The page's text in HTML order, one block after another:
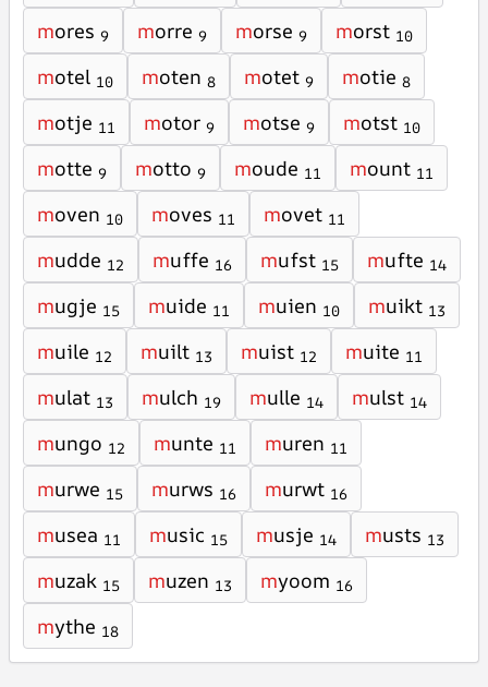
mores 9 morre 9 morse 9 morst 10
motel 10 moten 8 motet 9 motie 8
motje 11 motor 9 motse 9 motst 10
motte 9 motto 9 moude 11 mount 11
moven 10 moves 11 movet 11
mudde 12 muffe 16 mufst 15 mufte 14
mugje 15 muide 11 muien 10 muikt 13
muile 12 muilt 13 muist 12 muite 11
mulat 13 mulch 19 mulle 14 mulst 14
mungo 12 munte 11 muren 11
murwe 15 murws 16 murwt 16
musea 11 music 15 musje 14 musts 13
muzak 15 muzen 13 myoom 16
mythe 18